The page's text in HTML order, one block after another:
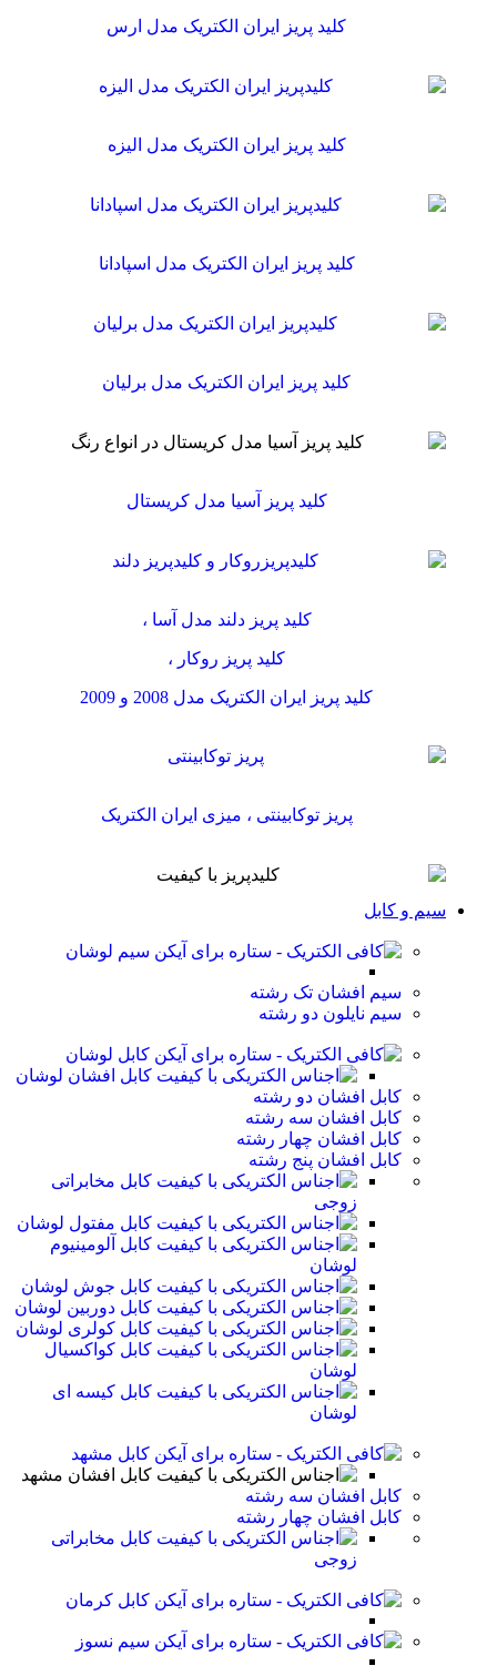
کلید پریز ایران الکتریک مدل ارس
کلید پریز ایران الکتریک مدل الیزه
کلید پریز ایران الکتریک مدل اسپادانا
کلید پریز ایران الکتریک مدل برلیان
کلید پریز آسیا مدل کریستال
کلید پریز دلند مدل آسا ،
کلید پریز روکار ،
کلید پریز ایران الکتریک مدل 2008 و 2009
پریز توکابینتی ، میزی ایران الکتریک
سیم و کابل
سیم لوشان
سیم افشان تک رشته
سیم نایلون دو رشته
کابل لوشان
کابل افشان لوشان
کابل افشان دو رشته
کابل افشان سه رشته
کابل افشان چهار رشته
کابل افشان پنج رشته
کابل مخابراتی
زوجی
کابل مفتول لوشان
کابل آلومینیوم
لوشان
کابل جوش لوشان
کابل دوربین لوشان
کابل کولری لوشان
کابل کواکسیال
لوشان
کابل کیسه ای
لوشان
کابل مشهد
کابل افشان مشهد
کابل افشان سه رشته
کابل افشان چهار رشته
کابل مخابراتی
زوجی
کابل کرمان
سیم نسوز